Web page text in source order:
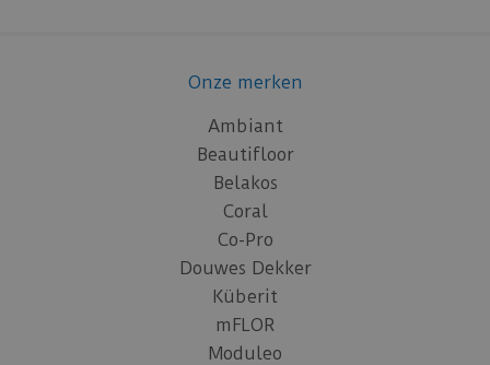
Onze merken
Ambiant
Beautifloor
Belakos
Coral
Co-Pro
Douwes Dekker
Küberit
mFLOR
Moduleo